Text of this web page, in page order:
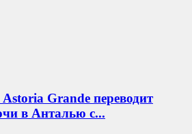
Grande переводит
в Анталью с...